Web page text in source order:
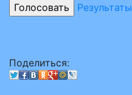
Результаты
Поделиться: